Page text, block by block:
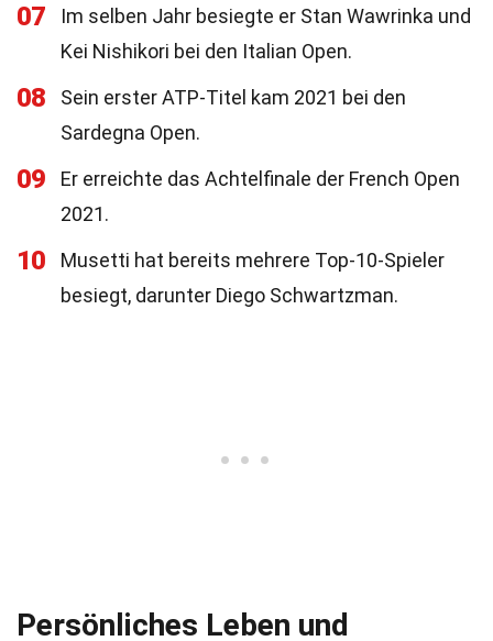
07
Im selben Jahr besiegte er Stan Wawrinka und
Kei Nishikori bei den Italian Open.
08
Sein erster ATP-Titel kam 2021 bei den
Sardegna Open.
09
Er erreichte das Achtelfinale der French Open
2021.
10
Musetti hat bereits mehrere Top-10-Spieler
besiegt, darunter Diego Schwartzman.
Persönliches Leben und